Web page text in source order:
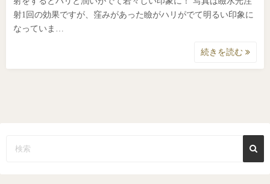
射1回の効果ですが、窪みがあった瞼がハリがでて明るい印象に
なっていま…
続きを読む